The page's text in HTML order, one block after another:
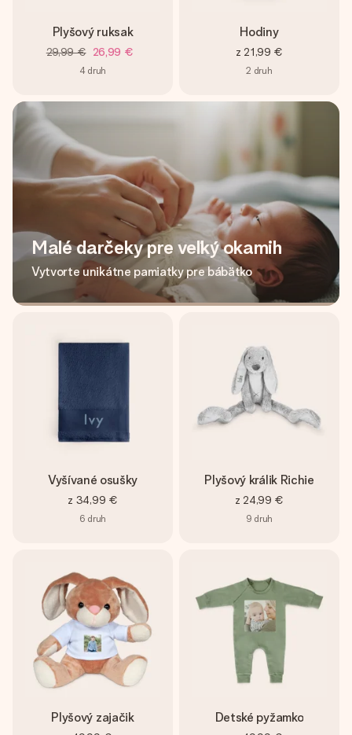
Plyšový ruksak
29,99 € 26,99 €
4 druh
Hodiny
z 21,99 €
2 druh
Malé darčeky pre veľký okamih
Vytvorte unikátne pamiatky pre bábätko
Vyšívané osušky
z 34,99 €
6 druh
Plyšový králik Richie
z 24,99 €
9 druh
Plyšový zajačik Detské pyžamko